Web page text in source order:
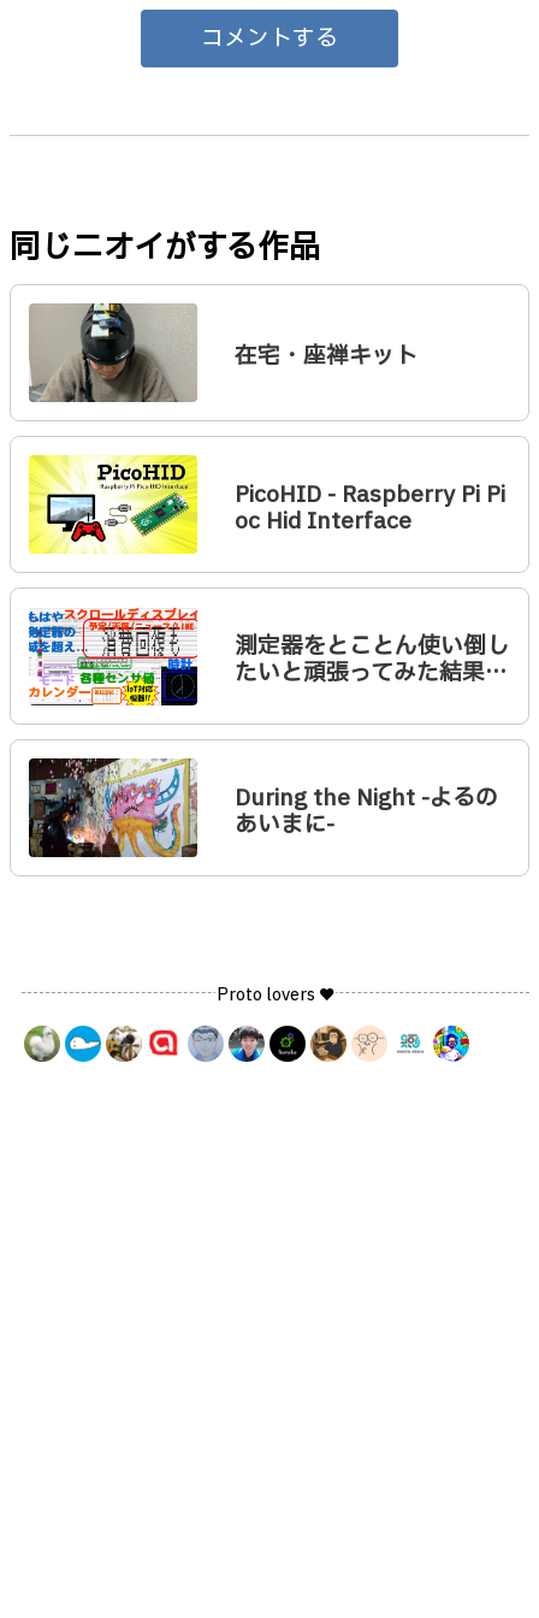
コメントする
同じニオイがする作品
在宅・座禅キット
PicoHID - Raspberry Pi Pi
oc Hid Interface
測定器をとことん使い倒し
たいと頑張ってみた結果…
During the Night -よるの
あいまに-
Proto lovers ♥